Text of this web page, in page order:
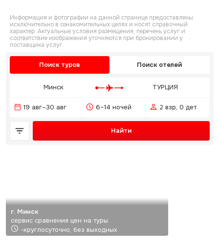
Информация и фотографии на данной странице предоставлены
исключительно в ознакомительных целях и носят справочный
характер. Актуальные условия размещения, перечень услуг и
соответствие изображения уточняются при бронировании у
поставщика услуг.
Поиск туров Поиск отелей
Минск ТУРЦИЯ
19 авг–30 авг 6–14 ночей 2 взр, 0 дет
Найти
г. Минск
сервис сравнения цен на туры
-круглосуточно, без выходных